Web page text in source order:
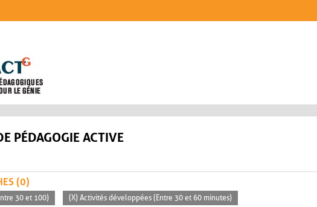
PÉDAGOGIE ACTIVE
(0)
30 et 100) (X) Activités développées (Entre 30 et 60 minutes)